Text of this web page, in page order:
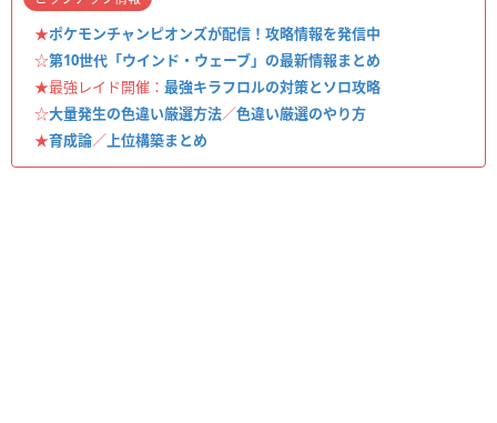
★ポケモンチャンピオンズが配信！攻略情報を発信中
☆第10世代「ウインド・ウェーブ」の最新情報まとめ
★最強レイド開催： 最強キラフロルの対策とソロ攻略
☆大量発生の色違い厳選方法／色違い厳選のやり方
★育成論／ 上位構築まとめ